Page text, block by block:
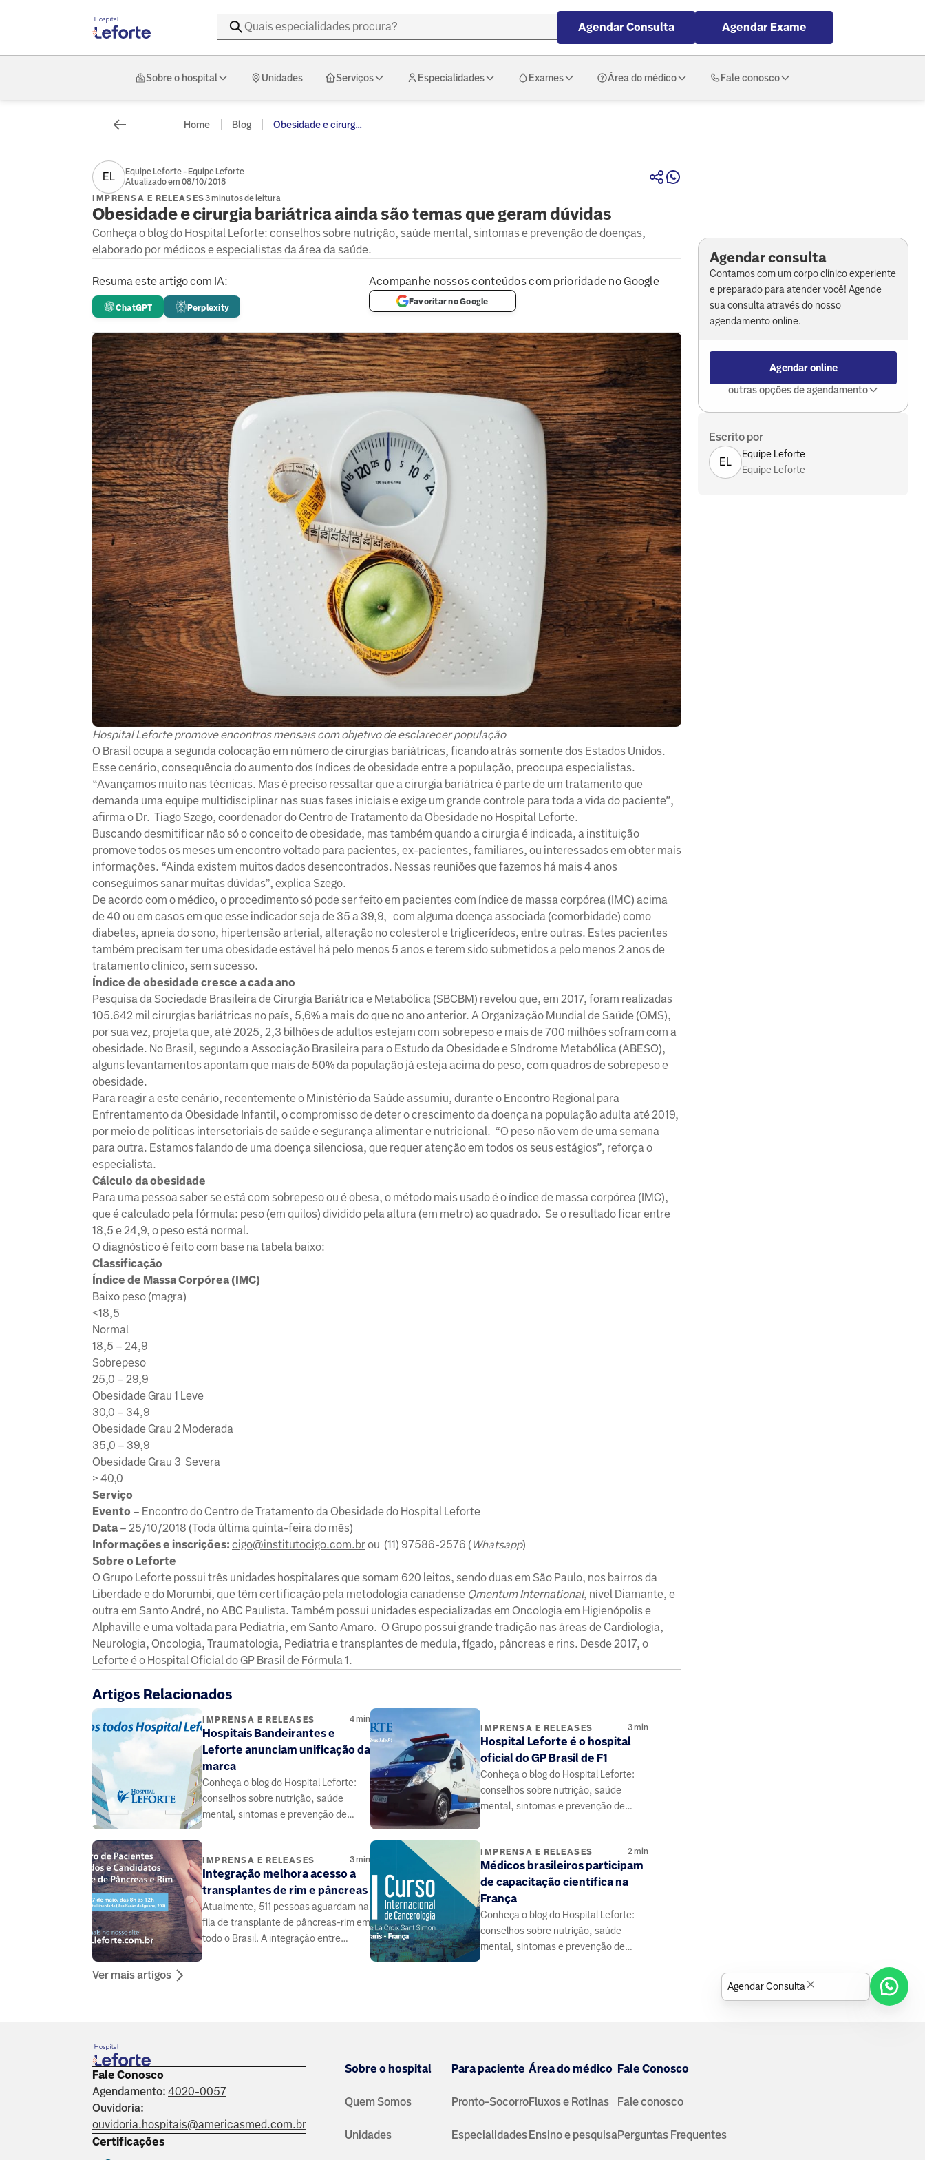
Agendar Consulta Agendar Exame
Sobre o hospital Unidades Serviços Especialidades Exames Área do médico Fale conosco
Home Blog Obesidade e cirurg...
EL
Equipe Leforte - Equipe Leforte
Atualizado em 08/10/2018
IMPRENSA E RELEASES3 minutos de leitura
Obesidade e cirurgia bariátrica ainda são temas que geram dúvidas
Conheça o blog do Hospital Leforte: conselhos sobre nutrição, saúde mental, sintomas e prevenção de doenças,
elaborado por médicos e especialistas da área da saúde.
Resuma este artigo com IA:
ChatGPT Perplexity
Acompanhe nossos conteúdos com prioridade no Google
Favoritar no Google
Hospital Leforte promove encontros mensais com objetivo de esclarecer população
O Brasil ocupa a segunda colocação em número de cirurgias bariátricas, ficando atrás somente dos Estados Unidos.
Esse cenário, consequência do aumento dos índices de obesidade entre a população, preocupa especialistas.
“Avançamos muito nas técnicas. Mas é preciso ressaltar que a cirurgia bariátrica é parte de um tratamento que
demanda uma equipe multidisciplinar nas suas fases iniciais e exige um grande controle para toda a vida do paciente”,
afirma o Dr. Tiago Szego, coordenador do Centro de Tratamento da Obesidade no Hospital Leforte.
Buscando desmitificar não só o conceito de obesidade, mas também quando a cirurgia é indicada, a instituição
promove todos os meses um encontro voltado para pacientes, ex-pacientes, familiares, ou interessados em obter mais
informações. “Ainda existem muitos dados desencontrados. Nessas reuniões que fazemos há mais 4 anos
conseguimos sanar muitas dúvidas”, explica Szego.
De acordo com o médico, o procedimento só pode ser feito em pacientes com índice de massa corpórea (IMC) acima
de 40 ou em casos em que esse indicador seja de 35 a 39,9, com alguma doença associada (comorbidade) como
diabetes, apneia do sono, hipertensão arterial, alteração no colesterol e triglicerídeos, entre outras. Estes pacientes
também precisam ter uma obesidade estável há pelo menos 5 anos e terem sido submetidos a pelo menos 2 anos de
tratamento clínico, sem sucesso.
Índice de obesidade cresce a cada ano
Pesquisa da Sociedade Brasileira de Cirurgia Bariátrica e Metabólica (SBCBM) revelou que, em 2017, foram realizadas
105.642 mil cirurgias bariátricas no país, 5,6% a mais do que no ano anterior. A Organização Mundial de Saúde (OMS),
por sua vez, projeta que, até 2025, 2,3 bilhões de adultos estejam com sobrepeso e mais de 700 milhões sofram com a
obesidade. No Brasil, segundo a Associação Brasileira para o Estudo da Obesidade e Síndrome Metabólica (ABESO),
alguns levantamentos apontam que mais de 50% da população já esteja acima do peso, com quadros de sobrepeso e
obesidade.
Para reagir a este cenário, recentemente o Ministério da Saúde assumiu, durante o Encontro Regional para
Enfrentamento da Obesidade Infantil, o compromisso de deter o crescimento da doença na população adulta até 2019,
por meio de políticas intersetoriais de saúde e segurança alimentar e nutricional. “O peso não vem de uma semana
para outra. Estamos falando de uma doença silenciosa, que requer atenção em todos os seus estágios”, reforça o
especialista.
Cálculo da obesidade
Para uma pessoa saber se está com sobrepeso ou é obesa, o método mais usado é o índice de massa corpórea (IMC),
que é calculado pela fórmula: peso (em quilos) dividido pela altura (em metro) ao quadrado. Se o resultado ficar entre
18,5 e 24,9, o peso está normal.
O diagnóstico é feito com base na tabela baixo:
Classificação
Índice de Massa Corpórea (IMC)
Baixo peso (magra)
<18,5
Normal
18,5 – 24,9
Sobrepeso
25,0 – 29,9
Obesidade Grau 1 Leve
30,0 – 34,9
Obesidade Grau 2 Moderada
35,0 – 39,9
Obesidade Grau 3 Severa
> 40,0
Serviço
Evento – Encontro do Centro de Tratamento da Obesidade do Hospital Leforte
Data – 25/10/2018 (Toda última quinta-feira do mês)
Informações e inscrições: cigo@institutocigo.com.brou (11) 97586-2576 (Whatsapp)
Sobre o Leforte
O Grupo Leforte possui três unidades hospitalares que somam 620 leitos, sendo duas em São Paulo, nos bairros da
Liberdade e do Morumbi, que têm certificação pela metodologia canadense Qmentum International, nível Diamante, e
outra em Santo André, no ABC Paulista. Também possui unidades especializadas em Oncologia em Higienópolis e
Alphaville e uma voltada para Pediatria, em Santo Amaro. O Grupo possui grande tradição nas áreas de Cardiologia,
Neurologia, Oncologia, Traumatologia, Pediatria e transplantes de medula, fígado, pâncreas e rins. Desde 2017, o
Leforte é o Hospital Oficial do GP Brasil de Fórmula 1.
Artigos Relacionados
IMPRENSA E RELEASES 4min
Hospitais Bandeirantes e
Leforte anunciam unificação da
marca
Conheça o blog do Hospital Leforte:
conselhos sobre nutrição, saúde
mental, sintomas e prevenção de
IMPRENSA E RELEASES 3min
Hospital Leforte é o hospital
oficial do GP Brasil de F1
Conheça o blog do Hospital Leforte:
conselhos sobre nutrição, saúde
mental, sintomas e prevenção de
IMPRENSA E RELEASES 3min
Integração melhora acesso a
transplantes de rim e pâncreas
Atualmente, 511 pessoas aguardam na
fila de transplante de pâncreas-rim em
todo o Brasil. A integração entre
IMPRENSA E RELEASES 2 min
Médicos brasileiros participam
de capacitação científica na
França
Conheça o blog do Hospital Leforte:
conselhos sobre nutrição, saúde
mental, sintomas e prevenção de
Ver mais artigos
Agendar consulta
Contamos com um corpo clínico experiente
e preparado para atender você! Agende
sua consulta através do nosso
agendamento online.
Agendar online
outras opções de agendamento
Escrito por
EL
Equipe Leforte
Equipe Leforte
Fale Conosco
Agendamento: 4020-0057
Ouvidoria:
ouvidoria.hospitais@americasmed.com.br
Certificações
Sobre o hospital
Quem Somos
Unidades
Para paciente
Pronto-Socorro
Especialidades
Área do médico
Fluxos e Rotinas
Ensino e pesquisa
Fale Conosco
Fale conosco
Perguntas Frequentes
Agendar Consulta